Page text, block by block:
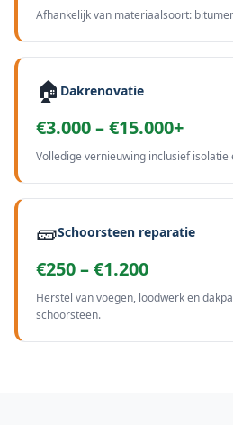
Afhankelijk van materiaalsoort:
🏠 Dakrenovatie
€3.000 – €15.000+
Volledige vernieuwing inclusief isolatie
🧱Schoorsteen reparatie
€250 – €1.200
Herstel van voegen, loodwerk en
schoorsteen.